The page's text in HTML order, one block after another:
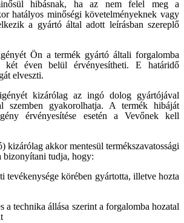
hibásnak, ha az nem felel meg a
hatályos minőségi követelményeknek vagy
a gyártó által adott leírásban szereplő
Ön a termék gyártó általi forgalomba
két éven belül érvényesítheti. E határidő
elveszti.
igényét kizárólag az ingó dolog gyártójával
szemben gyakorolhatja. A termék hibáját
érvényesítése esetén a Vevőnek kell
kizárólag akkor mentesül termékszavatossági
bizonyítani tudja, hogy:
tevékenysége körében gyártotta, illetve hozta
a technika állása szerint a forgalomba hozatal